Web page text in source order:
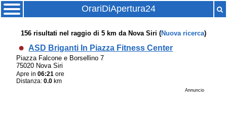
OrariDiApertura24
156 risultati nel raggio di 5 km da Nova Siri (Nuova ricerca)
ASD Briganti In Piazza Fitness Center
Piazza Falcone e Borsellino 7
75020 Nova Siri
Apre in06:21 ore
Distanza:0.0 km
Annuncio